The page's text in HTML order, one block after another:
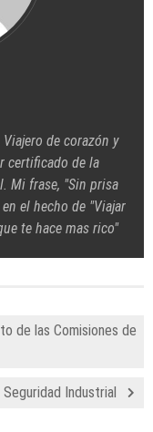
de corazón y
certificado de la
Mi frase, "Sin prisa
el hecho de "Viajar
te hace mas rico"
de las Comisiones de
Seguridad Industrial